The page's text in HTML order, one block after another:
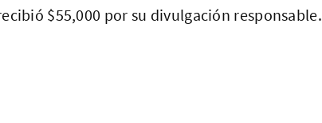
$55,000 por su divulgación responsable.